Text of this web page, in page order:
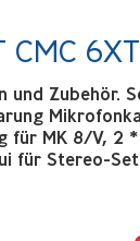
CMC
und Zubehör.
für MK 8/V, 2
für Stereo-Set